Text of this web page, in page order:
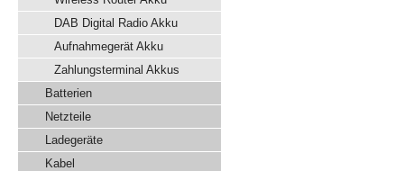
DAB Digital Radio Akku
Aufnahmegerät Akku
Zahlungsterminal Akkus
Batterien
Netzteile
Ladegeräte
Kabel